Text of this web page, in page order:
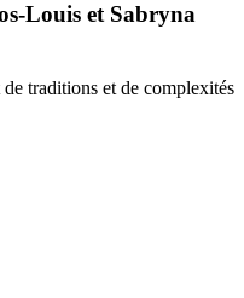
Louis et Sabryna
traditions et de complexités